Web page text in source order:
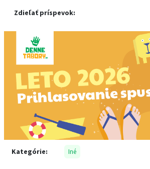
Zdieľať príspevok:
Kategórie: Iné